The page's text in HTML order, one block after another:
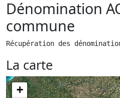
Dénomination
commune
Récupération des
La carte
+